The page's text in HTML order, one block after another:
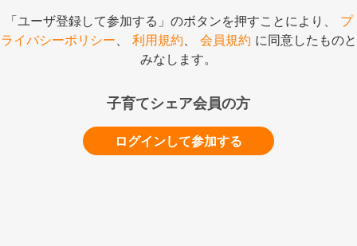
「ユーザ登録して参加する」のボタンを押すことにより、 プ
ライバシーポリシー、 利用規約、 会員規約 に同意したものと
みなします。
子育てシェア会員の方
ログインして参加する